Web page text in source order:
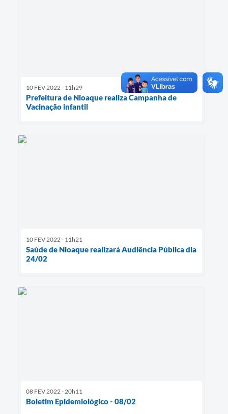
10 FEV 2022 - 11h29
Prefeitura de Nioaque realiza Campanha de
Vacinação infantil
10 FEV 2022 - 11h21
Saúde de Nioaque realizará Audiência Pública dia
24/02
08 FEV 2022 - 20h11
Boletim Epidemiológico - 08/02